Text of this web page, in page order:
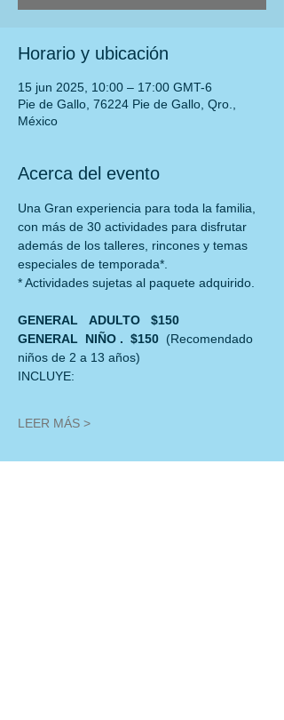
Horario y ubicación
15 jun 2025, 10:00 – 17:00 GMT-6
Pie de Gallo, 76224 Pie de Gallo, Qro.,
México
Acerca del evento
Una Gran experiencia para toda la familia,
con más de 30 actividades para disfrutar
además de los talleres, rincones y temas
especiales de temporada*.
* Actividades sujetas al paquete adquirido.
GENERAL   ADULTO   $150
GENERAL  NIÑO .  $150 (Recomendado
niños de 2 a 13 años)
INCLUYE:
LEER MÁS >